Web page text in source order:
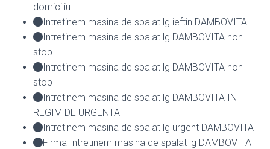
domiciliu
Intretinem masina de spalat lg ieftin DAMBOVITA
Intretinem masina de spalat lg DAMBOVITA non-
stop
Intretinem masina de spalat lg DAMBOVITA non
stop
Intretinem masina de spalat lg DAMBOVITA IN
REGIM DE URGENTA
Intretinem masina de spalat lg urgent DAMBOVITA
Firma Intretinem masina de spalat lg DAMBOVITA